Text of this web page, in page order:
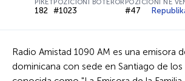
PIKËT
182
POZICIONI BOTËROR
#1023
POZICIONI NË
#47
Radio Amistad 1090 AM es una emisora
dominicana con sede en Santiago de los